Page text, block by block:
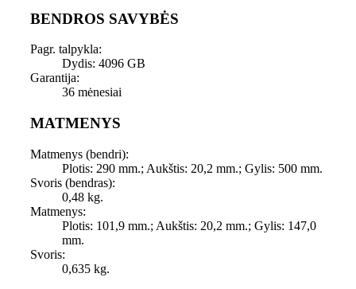
BENDROS SAVYBĖS
Pagr. talpykla:
Dydis: 4096 GB
Garantija:
36 mėnesiai
MATMENYS
Matmenys (bendri):
Plotis: 290 mm.; Aukštis: 20,2 mm.; Gylis: 500 mm.
Svoris (bendras):
0,48 kg.
Matmenys:
Plotis: 101,9 mm.; Aukštis: 20,2 mm.; Gylis: 147,0
mm.
Svoris:
0,635 kg.